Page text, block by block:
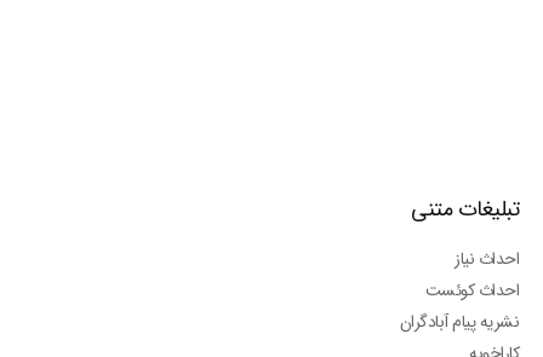
احداث کوئست
نشریه پیام آبادگران
کاراخوبه